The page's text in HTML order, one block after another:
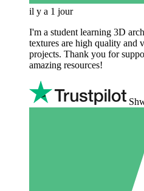
il y a 1 jour
I'm a student learning 3D
textures are high quality and
projects. Thank you for
amazing resources!